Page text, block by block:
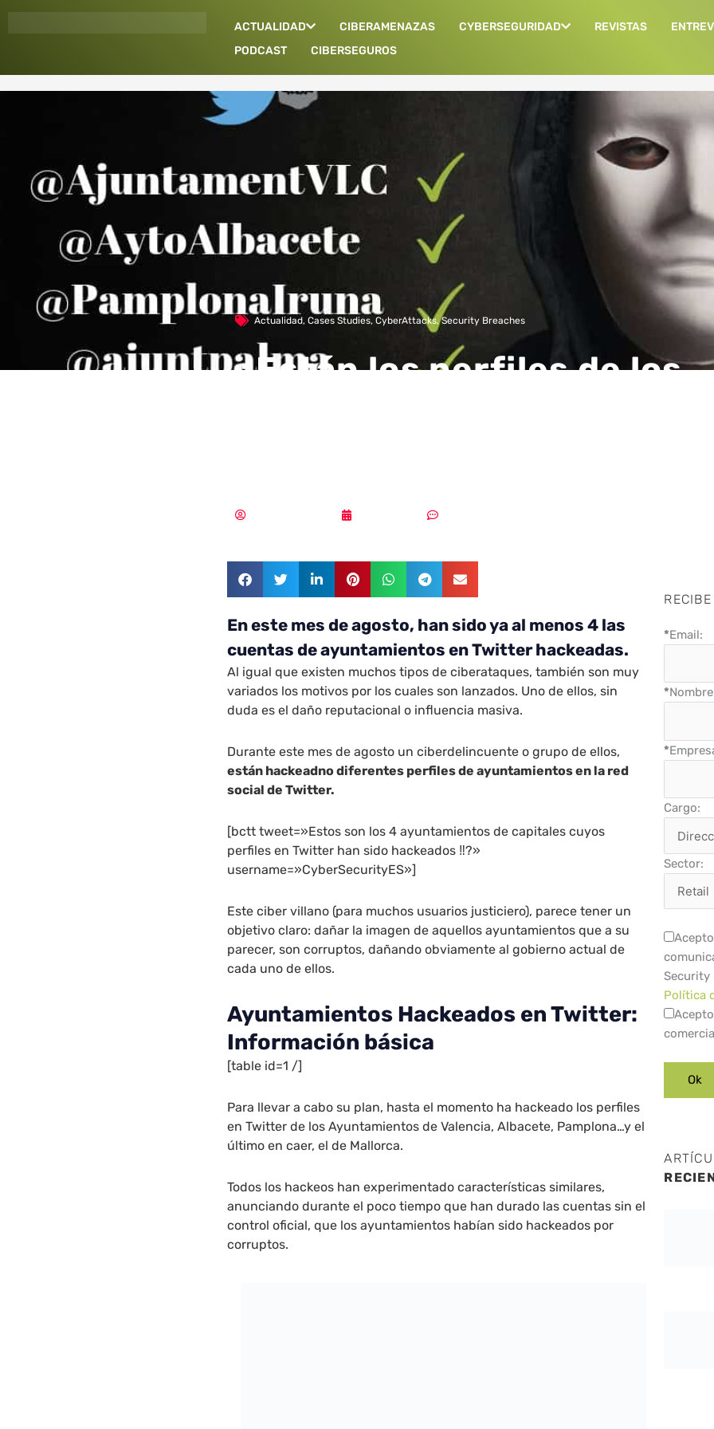
ACTUALIDAD CIBERAMENAZAS CYBERSEGURIDAD REVISTAS
PODCAST
CIBERSEGUROS
Actualidad, Cases Studies, CyberAttacks,Security Breaches
¿Están los perfiles de los
En este mes de agosto, han sido ya al menos 4 las
cuentas de ayuntamientos en Twitter hackeadas.
Al igual que existen muchos tipos de ciberataques, también son muy
variados los motivos por los cuales son lanzados. Uno de ellos, sin
duda es el daño reputacional o influencia masiva.
Durante este mes de agosto un ciberdelincuente o grupo de ellos,
están hackeadno diferentes perfiles de ayuntamientos en la red
social de Twitter.
[bctt tweet=»Estos son los 4 ayuntamientos de capitales cuyos
perfiles en Twitter han sido hackeados ‼️?»
username=»CyberSecurityES»]
Este ciber villano (para muchos usuarios justiciero), parece tener un
objetivo claro: dañar la imagen de aquellos ayuntamientos que a su
parecer, son corruptos, dañando obviamente al gobierno actual de
cada uno de ellos.
Ayuntamientos Hackeados en Twitter:
Información básica
[table id=1 /]
Para llevar a cabo su plan, hasta el momento ha hackeado los perfiles
en Twitter de los Ayuntamientos de Valencia, Albacete, Pamplona…y el
último en caer, el de Mallorca.
Todos los hackeos han experimentado características similares,
anunciando durante el poco tiempo que han durado las cuentas sin el
control oficial, que los ayuntamientos habían sido hackeados por
corruptos.
*Email:
*
*
Cargo:
Sector:
Security
Política